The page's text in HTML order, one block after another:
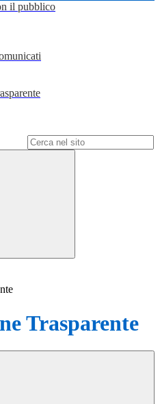
il pubblico
Trasparente